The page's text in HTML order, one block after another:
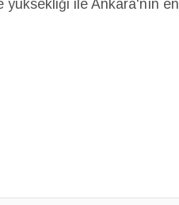
yüksekliği ile Ankara'nın en